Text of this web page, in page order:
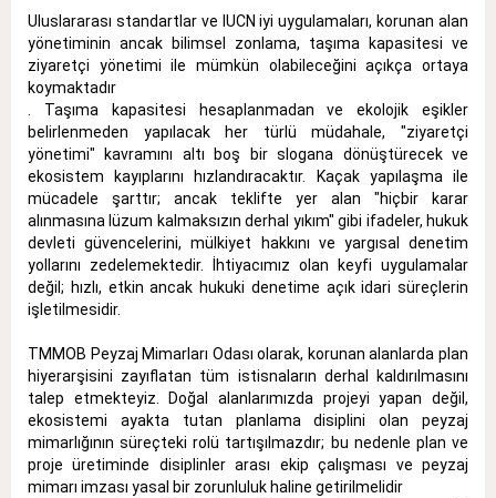
Uluslararası standartlar ve IUCN iyi uygulamaları, korunan alan
yönetiminin ancak bilimsel zonlama, taşıma kapasitesi ve
ziyaretçi yönetimi ile mümkün olabileceğini açıkça ortaya
koymaktadır
Taşıma kapasitesi hesaplanmadan ve ekolojik eşikler
belirlenmeden yapılacak her türlü müdahale, "ziyaretçi
yönetimi" kavramını altı boş bir slogana dönüştürecek ve
ekosistem kayıplarını hızlandıracaktır.
Kaçak yapılaşma ile
mücadele şarttır; ancak teklifte yer alan "hiçbir karar
alınmasına lüzum kalmaksızın derhal yıkım" gibi ifadeler, hukuk
devleti güvencelerini, mülkiyet hakkını ve yargısal denetim
yollarını zedelemektedir.
İhtiyacımız olan keyfi uygulamalar
değil; hızlı, etkin ancak hukuki denetime açık idari süreçlerin
işletilmesidir.
TMMOB Peyzaj Mimarları Odası olarak, korunan alanlarda plan
hiyerarşisini zayıflatan tüm istisnaların derhal kaldırılmasını
talep etmekteyiz
Doğal alanlarımızda projeyi yapan değil,
ekosistemi ayakta tutan planlama disiplini olan peyzaj
mimarlığının süreçteki rolü tartışılmazdır; bu nedenle plan ve
proje üretiminde disiplinler arası ekip çalışması ve peyzaj
mimarı imzası yasal bir zorunluluk haline getirilmelidir